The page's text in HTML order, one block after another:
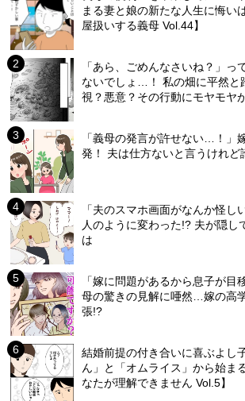
まる妻と娘の新たな人生に悔い
屋扱いする義母 Vol.44】
「あら、ごめんなさいね？」っ
ないでしょ…！ 私の畑に平然
視？悪意？その行動にモヤモヤ
「義母の発言が許せない…！」
発！ 夫は仕方ないと言うけれど
「夫のスマホ画面がなんか怪
人のように変わった!? 夫が隠し
は
「嫁に問題があるから息子が目
母の驚きの見解に唖然…嫁の高
張!?
結婚前提の付き合いに喜ぶよし
ん」と「オムライス」から始ま
なたが理解できません Vol.5】